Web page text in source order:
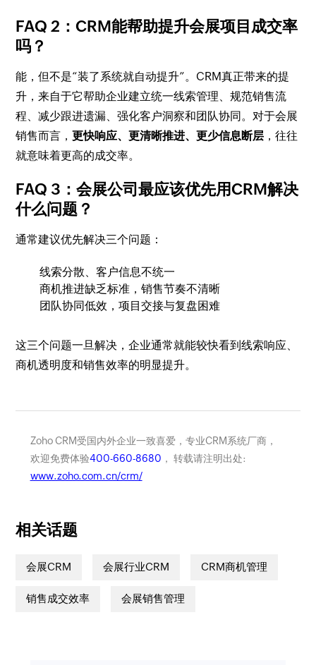
FAQ 2：CRM能帮助提升会展项目成交率
吗？
能，但不是“装了系统就自动提升”。CRM真正带来的提
升，来自于它帮助企业建立统一线索管理、规范销售流
程、减少跟进遗漏、强化客户洞察和团队协同。对于会展
销售而言，更快响应、更清晰推进、更少信息断层 ，往往
就意味着更高的成交率。
FAQ 3：会展公司最应该优先用CRM解决
什么问题？
通常建议优先解决三个问题：
线索分散、客户信息不统一
商机推进缺乏标准，销售节奏不清晰
团队协同低效，项目交接与复盘困难
这三个问题一旦解决，企业通常就能较快看到线索响应、
商机透明度和销售效率的明显提升。
Zoho CRM受国内外企业一致喜爱，专业CRM系统厂商，
欢迎免费体验400-660-8680 ， 转载请注明出处:
www.zoho.com.cn/crm/
相关话题
会展CRM 会展行业CRM CRM商机管理
销售成交效率 会展销售管理